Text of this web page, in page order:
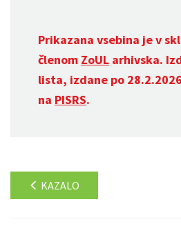
Prikazana vsebina je v
členom ZoUL arhivska.
lista, izdane po
na PISRS.
KAZALO